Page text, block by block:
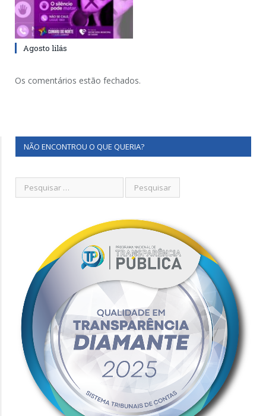
Agosto lilás
Os comentários estão fechados.
NÃO ENCONTROU O QUE QUERIA?